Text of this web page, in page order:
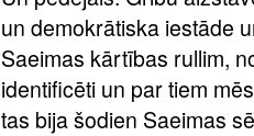
un demokrātiska iestāde
Saeimas kārtības rullim,
identificēti un par tiem
tas bija šodien Saeimas